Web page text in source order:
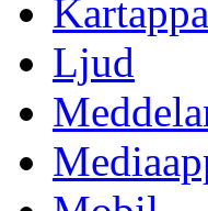
Ljud